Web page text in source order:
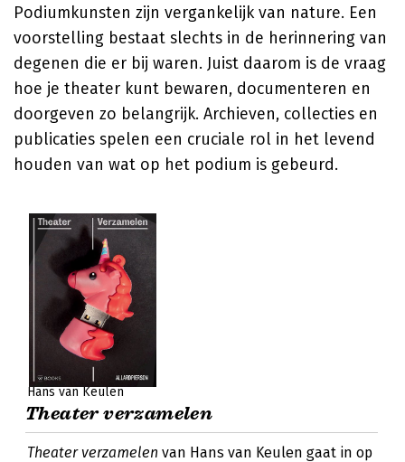
Podiumkunsten zijn vergankelijk van nature. Een
voorstelling bestaat slechts in de herinnering van
degenen die er bij waren. Juist daarom is de vraag
hoe je theater kunt bewaren, documenteren en
doorgeven zo belangrijk. Archieven, collecties en
publicaties spelen een cruciale rol in het levend
houden van wat op het podium is gebeurd.
Hans van Keulen
Theater verzamelen
Theater verzamelen van Hans van Keulen gaat in op